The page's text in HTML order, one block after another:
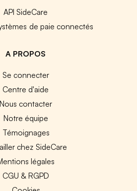
API SideCare
de paie connectés
A PROPOS
Se connecter
Centre d'aide
Nous contacter
Notre équipe
Témoignages
chez SideCare
légales
CGU & RGPD